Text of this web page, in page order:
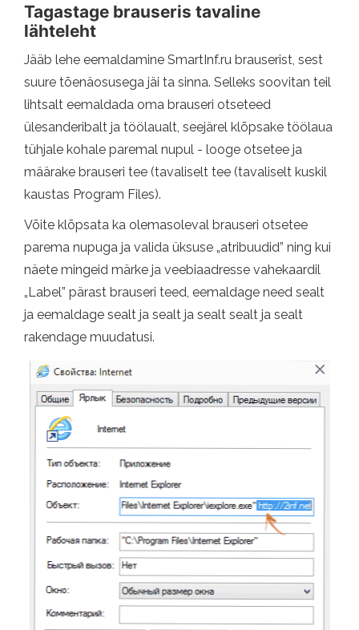
Tagastage brauseris tavaline
lähteleht
Jääb lehe eemaldamine SmartInf.ru brauserist, sest
suure tõenäosusega jäi ta sinna. Selleks soovitan teil
lihtsalt eemaldada oma brauseri otseteed
ülesanderibalt ja töölaualt, seejärel klõpsake töölaua
tühjale kohale paremal nupul - looge otsetee ja
määrake brauseri tee (tavaliselt tee (tavaliselt kuskil
kaustas Program Files).
Võite klõpsata ka olemasoleval brauseri otsetee
parema nupuga ja valida üksuse „atribuudid” ning kui
näete mingeid märke ja veebiaadresse vahekaardil
„Label” pärast brauseri teed, eemaldage need sealt
ja eemaldage sealt ja sealt ja sealt sealt ja sealt
rakendage muudatusi.